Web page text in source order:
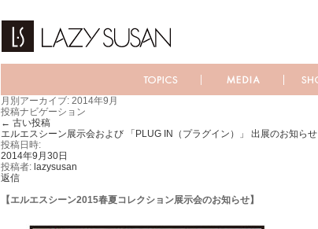
月別アーカイブ: 2014年9月
投稿ナビゲーション
← 古い投稿
エルエスシーン展示会および 「PLUG IN（プラグイン）」 出展のお知らせ
投稿日時:
2014年9月30日
投稿者: lazysusan
返信
【エルエスシーン2015春夏コレクション展示会のお知らせ】